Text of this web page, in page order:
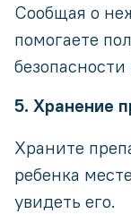
Сообщая о
помогаете
безопасности
5. Хранение
Храните
ребенка
увидеть его.